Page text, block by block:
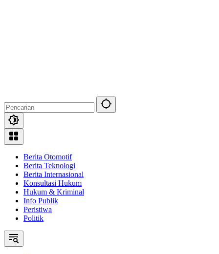
Berita Otomotif
Berita Teknologi
Berita Internasional
Konsultasi Hukum
Hukum & Kriminal
Info Publik
Peristiwa
Politik